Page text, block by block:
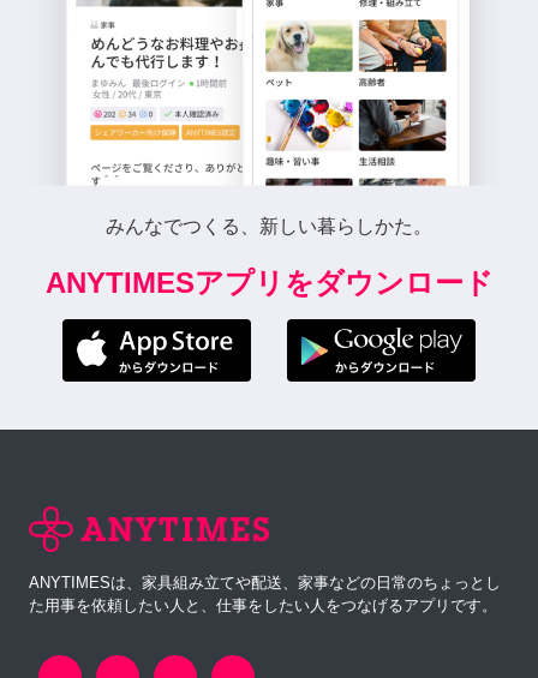
みんなでつくる、新しい暮らしかた。
ANYTIMESアプリをダウンロード
ANYTIMESは、家具組み立てや配送、家事などの日常のちょっとし
た用事を依頼したい人と、仕事をしたい人をつなげるアプリです。